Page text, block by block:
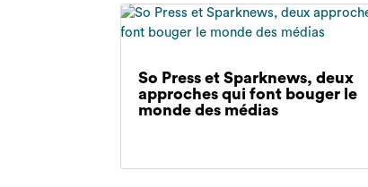
So Press et Sparknews, deux
approches qui font bouger le
monde des médias